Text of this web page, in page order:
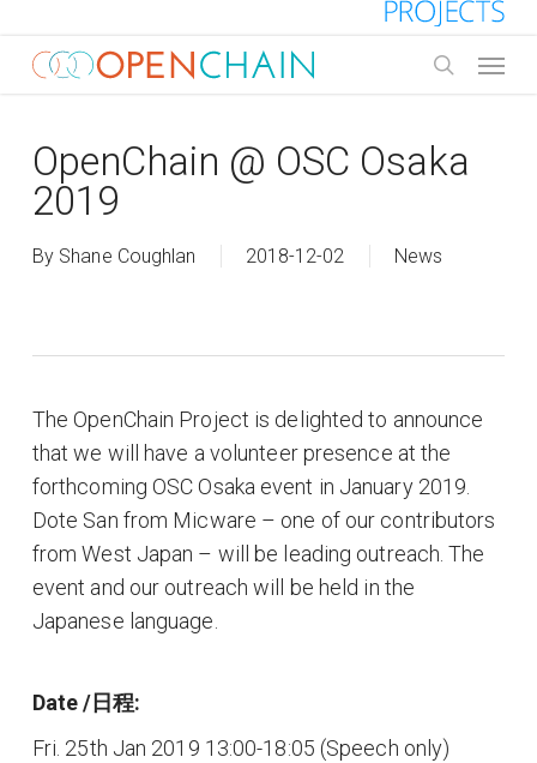
main
OpenChain @ OSC Osaka
2019
By Shane Coughlan 2018-12-02 News
The OpenChain Project is delighted to announce
that we will have a volunteer presence at the
forthcoming OSC Osaka event in January 2019.
Dote San from Micware – one of our contributors
from West Japan – will be leading outreach. The
event and our outreach will be held in the
Japanese language.
Date /日程:
Fri. 25th Jan 2019 13:00-18:05 (Speech only)